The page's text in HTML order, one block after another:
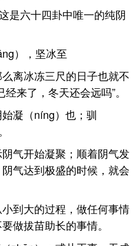
六十四卦中唯一的纯阴
），坚冰至
离冰冻三尺的日子也就不
来了，冬天还会远吗”。
凝（níng）也；驯
气开始凝聚；顺着阴气发
气达到极盛的时候，就会
到大的过程，做任何事情
做拔苗助长的事情。